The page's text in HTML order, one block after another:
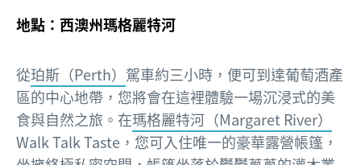
地點：西澳州瑪格麗特河
從珀斯（Perth） 駕車約三小時，便可到達葡萄酒產
區的中心地帶，您將會在這裡體驗一場沉浸式的美
食與自然之旅。在瑪格麗特河（Margaret River）
Walk Talk Taste，您可入住唯一的豪華露營帳篷，